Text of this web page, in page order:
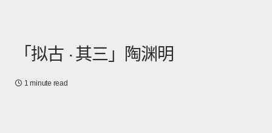
「拟古 · 其三」陶渊明
1 minute read